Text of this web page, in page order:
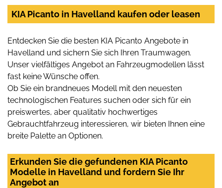
KIA Picanto in Havelland kaufen oder leasen
Entdecken Sie die besten KIA Picanto Angebote in
Havelland und sichern Sie sich Ihren Traumwagen.
Unser vielfältiges Angebot an Fahrzeugmodellen lässt
fast keine Wünsche offen.
Ob Sie ein brandneues Modell mit den neuesten
technologischen Features suchen oder sich für ein
preiswertes, aber qualitativ hochwertiges
Gebrauchtfahrzeug interessieren, wir bieten Ihnen eine
breite Palette an Optionen.
Erkunden Sie die gefundenen KIA Picanto
Modelle in Havelland und fordern Sie Ihr
Angebot an